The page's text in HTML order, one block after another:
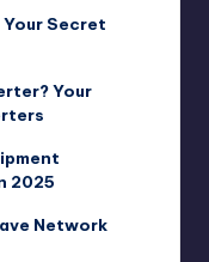
Your Secret
Your
2025
Network